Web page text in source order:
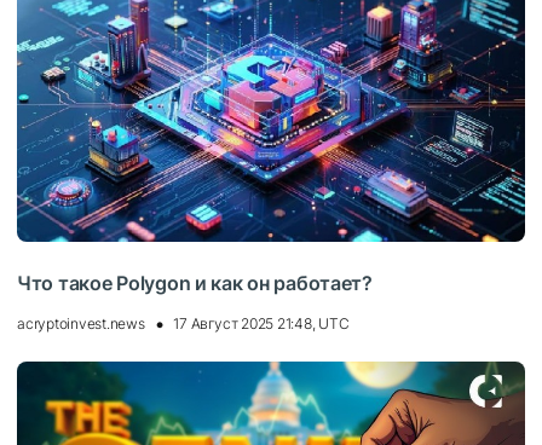
Что такое Polygon и как он работает?
acryptoinvest.news 17 Август 2025 21:48, UTC